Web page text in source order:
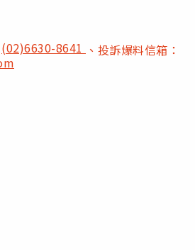
(02)6630-8641 、投訴爆料信箱：